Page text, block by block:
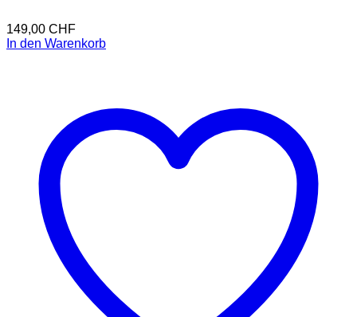
149,00 CHF
In den Warenkorb